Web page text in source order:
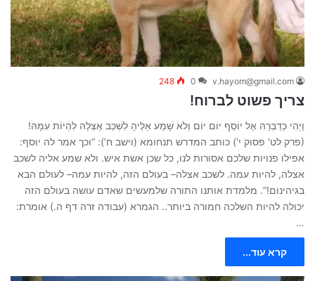
v.hayom@gmail.com
0
248
צריך פשוט לברוח!
וַיְהִי כְּדַבְּרָהּ אֶל יוֹסֵף יוֹם יוֹם וְלֹא שָׁמַע אֵלֶיהָ לִשְׁכַּב אֶצְלָהּ לִהְיוֹת עִמָּהּ!
(פרק לט' פסוק י') כותב המדרש תנחומא (וישב ח’): “וכך אמר לה יוסף:
אפילו פנויות שלכם אסורות לנו, כל שכן אשת איש. ולא שמע אליה לשכב
אצלה, להיות עמה. לשכב אצלה– בעולם הזה, להיות עמה– לעולם הבא
בגיהינום!”. מלמדת אותנו התורה שלמעשים שאדם עושה בעולם הזה
יכולה להיות השלכה חמורה ביותר.. הגמרא (עבודה זרה דף ה.) אומרת:
…
קרא עוד...